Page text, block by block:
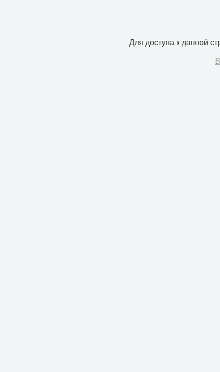
Для доступа к данной